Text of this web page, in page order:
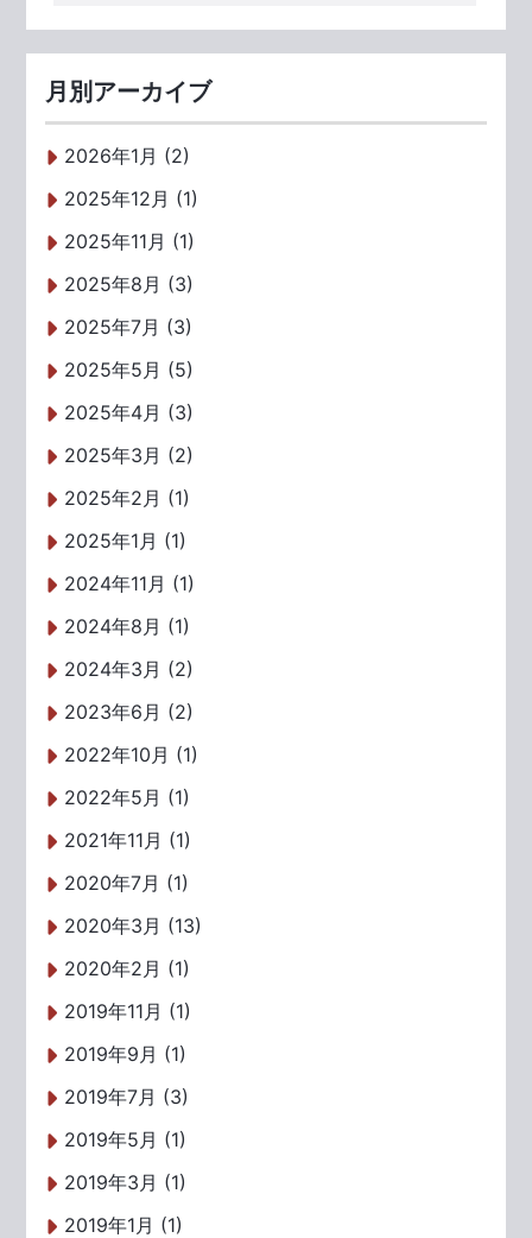
月別アーカイブ
2026年1月 (2)
2025年12月 (1)
2025年11月 (1)
2025年8月 (3)
2025年7月 (3)
2025年5月 (5)
2025年4月 (3)
2025年3月 (2)
2025年2月 (1)
2025年1月 (1)
2024年11月 (1)
2024年8月 (1)
2024年3月 (2)
2023年6月 (2)
2022年10月 (1)
2022年5月 (1)
2021年11月 (1)
2020年7月 (1)
2020年3月 (13)
2020年2月 (1)
2019年11月 (1)
2019年9月 (1)
2019年7月 (3)
2019年5月 (1)
2019年3月 (1)
2019年1月 (1)